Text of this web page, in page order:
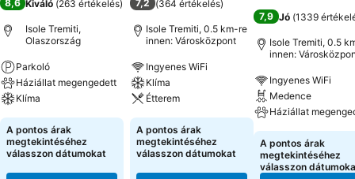
8,6 Kiváló (263 értékelés)
Isole Tremiti,
Olaszország
Parkoló
Háziállat megengedett
Klíma
A pontos árak
megtekintéséhez
válasszon dátumokat
7,2 (364 értékelés)
Isole Tremiti, 0.5 km-re
innen: Városközpont
Ingyenes WiFi
Klíma
Étterem
A pontos árak
megtekintéséhez
válasszon dátumokat
7,9 Jó (1339
Isole Tremiti, 0.5
innen:
Ingyenes WiFi
Medence
Háziállat
A pontos árak
megtekintéséhez
válasszon